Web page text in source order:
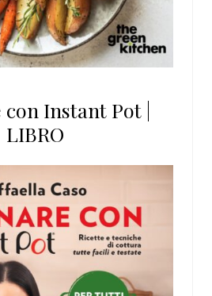
Instant Pot |
LIBRO